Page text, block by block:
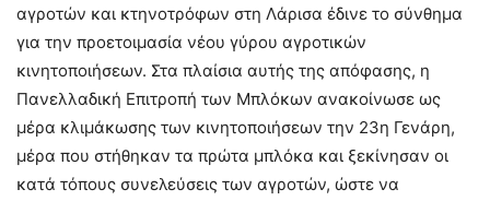
αγροτών και κτηνοτρόφων στη Λάρισα έδινε το σύνθημα
για την προετοιμασία νέου γύρου αγροτικών
κινητοποιήσεων. Στα πλαίσια αυτής της απόφασης, η
Πανελλαδική Επιτροπή των Μπλόκων ανακοίνωσε ως
μέρα κλιμάκωσης των κινητοποιήσεων την 23η Γενάρη,
μέρα που στήθηκαν τα πρώτα μπλόκα και ξεκίνησαν οι
κατά τόπους συνελεύσεις των αγροτών, ώστε να